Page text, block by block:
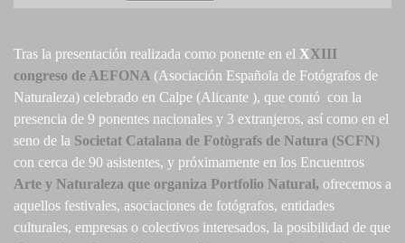
Tras la presentación realizada como ponente en el XXIII
congreso de AEFONA (Asociación Española de Fotógrafos de
Naturaleza) celebrado en Calpe (Alicante ), que contó con la
presencia de 9 ponentes nacionales y 3 extranjeros, así como en el
seno de la Societat Catalana de Fotògrafs de Natura (SCFN)
con cerca de 90 asistentes, y próximamente en los Encuentros
Arte y Naturaleza que organiza Portfolio Natural, ofrecemos a
aquellos festivales, asociaciones de fotógrafos, entidades
culturales, empresas o colectivos interesados, la posibilidad de que